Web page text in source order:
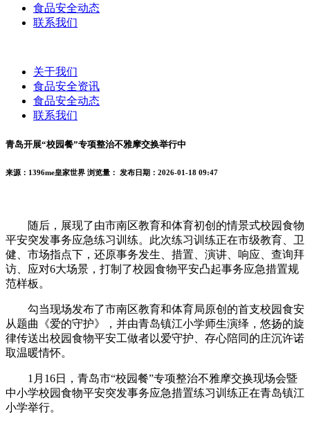
食品安全动态
联系我们
关于我们
食品安全资讯
食品安全动态
联系我们
青岛开展“校园餐”专项整治不雅摩交换举行中
来源：1396me皇家世界 浏览量： 发布日期：2026-01-18 09:47
随后，展现了由市南区教育和体育初创的情景式校园食物
平安突发事务应急练习训练。此次练习训练正在市级教育、卫
健、市场指点下，还原事务发生、措置、演讲、响应、查询拜
访、应对6大场景，打制了校园食物平安凸起事务应急措置规
范样板。
勾当现场发布了市南区教育和体育局原创的首支校园食安
从题曲《爱的守护》，并由青岛镇江小学师生演绎，悠扬的旋
律传送出校园食物平安工做者以爱守护、存心陪同的庄沉许诺
取温暖情怀。
1月16日，青岛市“校园餐”专项整治不雅摩交换现场会暨
中小学校园食物平安突发事务应急措置练习训练正在青岛镇江
小学举行。